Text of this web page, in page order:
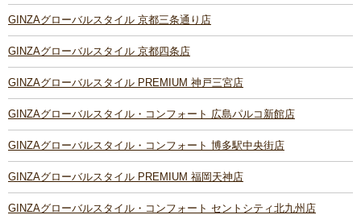
GINZAグローバルスタイル 京都三条通り店
GINZAグローバルスタイル 京都四条店
GINZAグローバルスタイル PREMIUM 神戸三宮店
GINZAグローバルスタイル・コンフォート 広島パルコ新館店
GINZAグローバルスタイル・コンフォート 博多駅中央街店
GINZAグローバルスタイル PREMIUM 福岡天神店
GINZAグローバルスタイル・コンフォート セントシティ北九州店